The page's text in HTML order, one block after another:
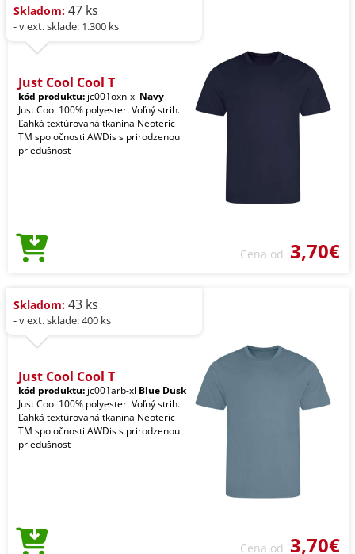
Skladom: 47 ks
- v ext. sklade: 1.300 ks
Just Cool Cool T
kód produktu: jc001oxn-xl Navy
Just Cool 100% polyester. Voľný strih.
Ľahká textúrovaná tkanina Neoteric
TM spoločnosti AWDis s prirodzenou
priedušnosť
Cena od 3,70€
Skladom: 43 ks
- v ext. sklade: 400 ks
Just Cool Cool T
kód produktu: jc001arb-xl Blue Dusk
Just Cool 100% polyester. Voľný strih.
Ľahká textúrovaná tkanina Neoteric
TM spoločnosti AWDis s prirodzenou
priedušnosť
Cena od 3,70€